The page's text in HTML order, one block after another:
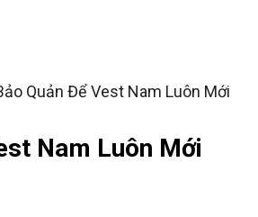
Quản Để Vest Nam Luôn Mới
Nam Luôn Mới